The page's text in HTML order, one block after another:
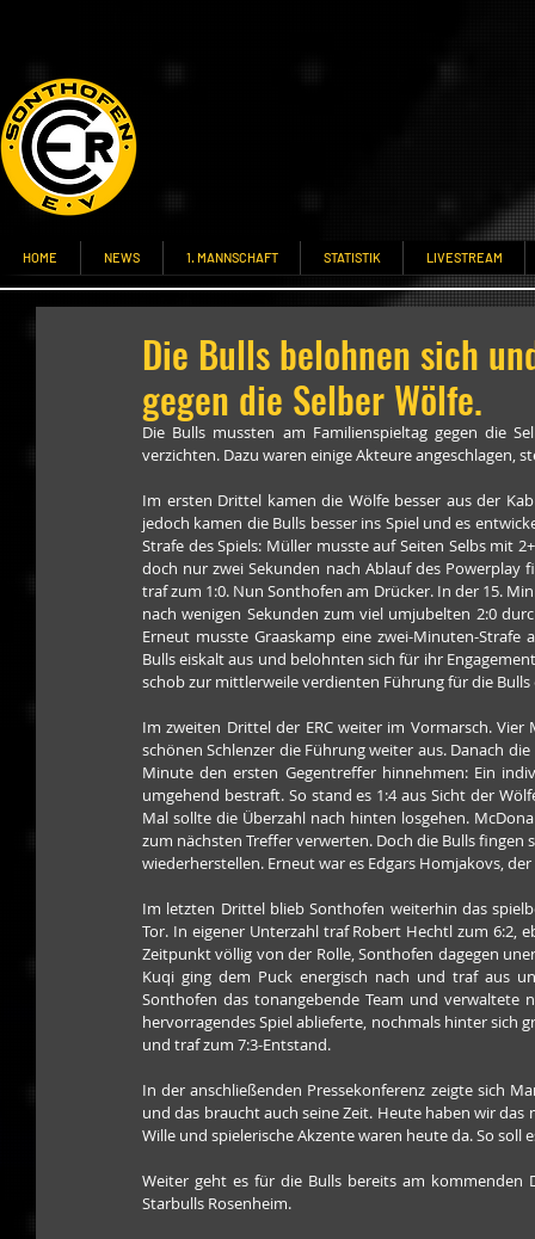
HOME NEWS 1. MANNSCHAFT STATISTIK LIVESTREAM
Die Bulls belohnen sich
gegen die Selber Wölfe.
Die Bulls mussten am Familienspieltag gegen die
verzichten. Dazu waren einige Akteure angeschlagen,
Im ersten Drittel kamen die Wölfe besser aus der
jedoch kamen die Bulls besser ins Spiel und es
Strafe des Spiels: Müller musste auf Seiten Selbs mit
doch nur zwei Sekunden nach Ablauf des Powerplay
traf zum 1:0. Nun Sonthofen am Drücker. In der 15.
nach wenigen Sekunden zum viel umjubelten 2:0
Erneut musste Graaskamp eine zwei-Minuten-
Bulls eiskalt aus und belohnten sich für ihr
schob zur mittlerweile verdienten Führung für die
Im zweiten Drittel der ERC weiter im Vormarsch.
schönen Schlenzer die Führung weiter aus. Danach
Minute den ersten Gegentreffer hinnehmen: Ein
umgehend bestraft. So stand es 1:4 aus Sicht der
Mal sollte die Überzahl nach hinten losgehen.
zum nächsten Treffer verwerten. Doch die Bulls
wiederherstellen. Erneut war es Edgars Homjakovs,
Im letzten Drittel blieb Sonthofen weiterhin das
Tor. In eigener Unterzahl traf Robert Hechtl zum 6:2,
Zeitpunkt völlig von der Rolle, Sonthofen dagegen
Kuqi ging dem Puck energisch nach und traf aus
Sonthofen das tonangebende Team und verwaltete
hervorragendes Spiel ablieferte, nochmals hinter sich
und traf zum 7:3-Entstand.
In der anschließenden Pressekonferenz zeigte sich
und das braucht auch seine Zeit. Heute haben wir
Wille und spielerische Akzente waren heute da. So soll
Weiter geht es für die Bulls bereits am kommenden
Starbulls Rosenheim.